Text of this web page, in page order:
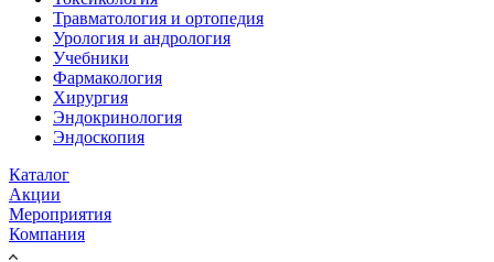
Травматология и ортопедия
Урология и андрология
Учебники
Фармакология
Хирургия
Эндокринология
Эндоскопия
Каталог
Акции
Мероприятия
Компания